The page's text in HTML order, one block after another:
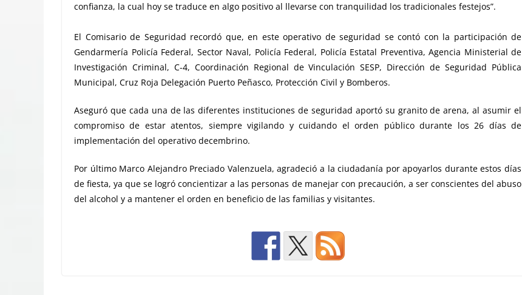
confianza, la cual hoy se traduce en algo positivo al llevarse con tranquilidad los tradicionales festejos”.
El Comisario de Seguridad recordó que, en este operativo de seguridad se contó con la participación de
Gendarmería Policía Federal, Sector Naval, Policía Federal, Policía Estatal Preventiva, Agencia Ministerial de
Investigación Criminal, C-4, Coordinación Regional de Vinculación SESP, Dirección de Seguridad Pública
Municipal, Cruz Roja Delegación Puerto Peñasco, Protección Civil y Bomberos.
Aseguró que cada una de las diferentes instituciones de seguridad aportó su granito de arena, al asumir el
compromiso de estar atentos, siempre vigilando y cuidando el orden público durante los 26 días de
implementación del operativo decembrino.
Por último Marco Alejandro Preciado Valenzuela, agradeció a la ciudadanía por apoyarlos durante estos días
de fiesta, ya que se logró concientizar a las personas de manejar con precaución, a ser conscientes del abuso
del alcohol y a mantener el orden en beneficio de las familias y visitantes.